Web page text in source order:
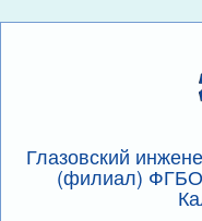
Глазовский
(филиал)